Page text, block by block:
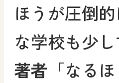
ほうが圧倒
な学校も少
著者 「なる